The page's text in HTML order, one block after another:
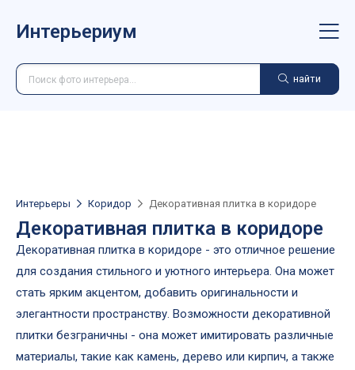
Интерьериум
найти
Интерьеры Коридор Декоративная плитка в коридоре
Декоративная плитка в коридоре
Декоративная плитка в коридоре - это отличное решение
для создания стильного и уютного интерьера. Она может
стать ярким акцентом, добавить оригинальности и
элегантности пространству. Возможности декоративной
плитки безграничны - она может имитировать различные
материалы, такие как камень, дерево или кирпич, а также